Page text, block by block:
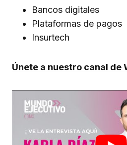
Bancos digitales
Plataformas de pagos
Insurtech
Únete a nuestro canal de